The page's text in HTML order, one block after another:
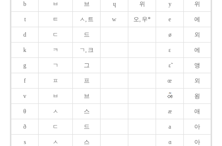
b ㅂ 브 ɥ 위 y 위
t ㅌ ㅅ, 트 w 오, 우* e 에
d ㄷ 드 ø 외
k ㅋ ㄱ, 크 ɛ 에
g ㄱ 그 ɛ̃ 앵
f ㅍ 프 œ 외
v ㅂ 브 욍
θ ㅅ 스 æ 애
ð ㄷ 드 a 아
s ㅅ 스 ɑ 아